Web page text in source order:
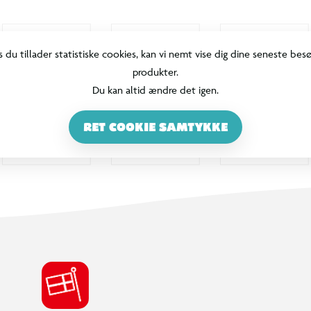
du tillader statistiske cookies, kan vi nemt vise dig dine seneste
produkter.
Du kan altid ændre det igen.
RET COOKIE SAMTYKKE